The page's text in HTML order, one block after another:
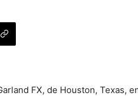
FX, de Houston, Texas,